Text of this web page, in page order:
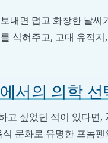
내면 덥고 화창한 날씨
식혀주고, 고대 유적
서의 의학 선
고 싶었던 적이 있다면
문화로 유명한 프놈